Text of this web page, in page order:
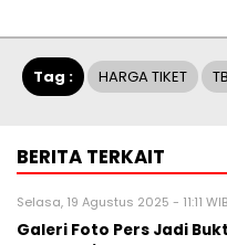
Tag : HARGA TIKET
BERITA TERKAIT
Selasa, 19 Agustus 2025 - 11:11 WIB
Galeri Foto Pers Jadi